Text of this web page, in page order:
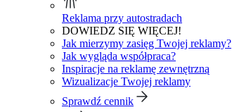
Reklama przy autostradach
DOWIEDZ SIĘ WIĘCEJ!
Jak mierzymy zasięg Twojej reklamy?
Jak wygląda współpraca?
Inspiracje na reklamę zewnętrzną
Wizualizacje Twojej reklamy
Sprawdź cennik